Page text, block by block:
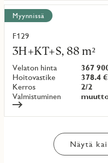
Myynnissä
F129
3H+KT+S, 88 m²
Velaton hinta
367
Hoitovastike
378.4 €
Kerros
2/2
Valmistuminen
Lue
lisää
kohteesta
Näytä